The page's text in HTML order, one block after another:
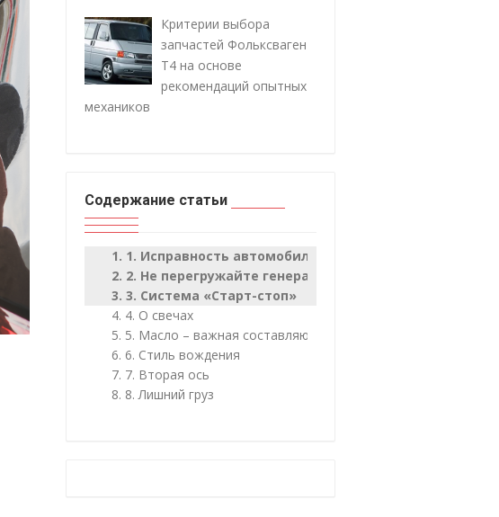
Критерии выбора
запчастей Фольксваген
Т4 на основе
рекомендаций опытных
механиков
Содержание статьи
1. Исправность автомобиля
2. Не перегружайте генератор
3. Система «Старт-стоп»
4. О свечах
5. Масло – важная составляющая
6. Стиль вождения
7. Вторая ось
8. Лишний груз